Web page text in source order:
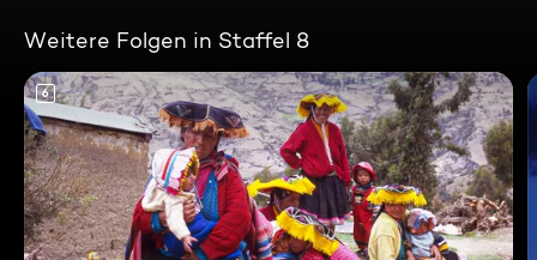
Weitere Folgen in Staffel 8
6